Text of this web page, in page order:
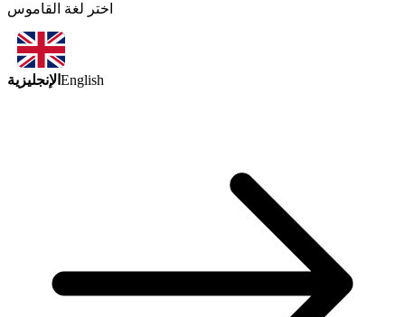
اختر لغة القاموس
الإنجليزية English